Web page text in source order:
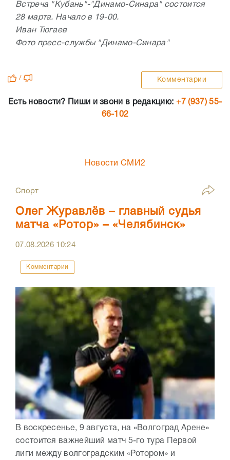
Встреча "Кубань"-"Динамо-Синара" состоится
28 марта. Начало в 19-00.
Иван Тюгаев
Фото пресс-службы "Динамо-Синара"
/ Комментарии
Есть новости? Пиши и звони в редакцию: +7 (937) 55-
66-102
Новости СМИ2
Спорт
Олег Журавлёв – главный судья
матча «Ротор» – «Челябинск»
07.08.2026 10:24
Комментарии
В воскресенье, 9 августа, на «Волгоград Арене»
состоится важнейший матч 5-го тура Первой
лиги между волгоградским «Ротором» и